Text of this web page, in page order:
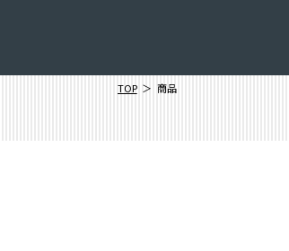
TOP 商品